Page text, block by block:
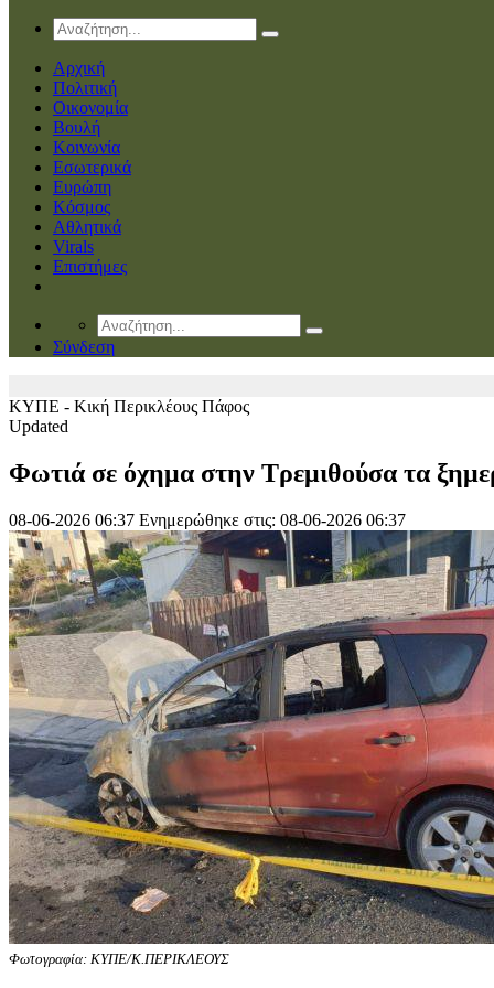
Αρχική
Πολιτική
Οικονομία
Βουλή
Κοινωνία
Εσωτερικά
Ευρώπη
Κόσμος
Αθλητικά
Virals
Επιστήμες
Σύνδεση
ΚΥΠΕ - Kική Περικλέους Πάφος
Updated
Φωτιά σε όχημα στην Τρεμιθούσα τα
08-06-2026 06:37 Ενημερώθηκε στις: 08-06-2026 06:37
Φωτογραφία: ΚΥΠΕ/Κ.ΠΕΡΙΚΛΕΟΥΣ